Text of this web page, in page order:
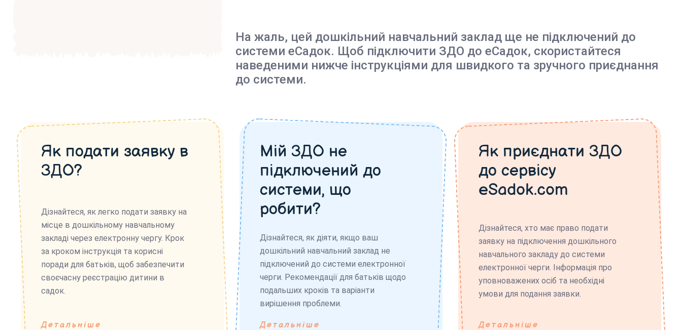
На жаль, цей дошкільний навчальний заклад ще не підключений до
системи еСадок. Щоб підключити ЗДО до еСадок, скористайтеся
наведеними нижче інструкціями для швидкого та зручного приєднання
до системи.
Як подати заявку в
ЗДО?
Дізнайтеся, як легко подати заявку на
місце в дошкільному навчальному
закладі через електронну чергу. Крок
за кроком інструкція та корисні
поради для батьків, щоб забезпечити
своєчасну реєстрацію дитини в
садок.
Детальніше
Мій ЗДО не
підключений до
системи, що
робити?
Дізнайтеся, як діяти, якщо ваш
дошкільний навчальний заклад не
підключений до системи електронної
черги. Рекомендації для батьків щодо
подальших кроків та варіанти
вирішення проблеми.
Детальніше
Як приєднати ЗДО
до сервісу
eSadok.com
Дізнайтеся, хто має право подати
заявку на підключення дошкільного
навчального закладу до системи
електронної черги. Інформація про
уповноважених осіб та необхідні
умови для подання заявки.
Детальніше